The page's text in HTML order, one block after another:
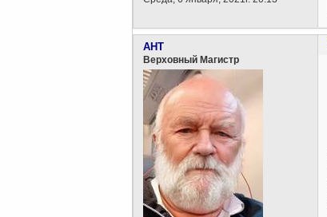
AHT
Верховный Магистр